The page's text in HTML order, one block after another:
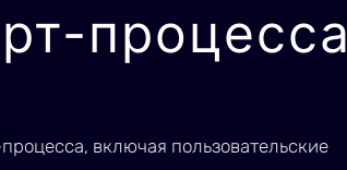
процесса
включая пользовательские